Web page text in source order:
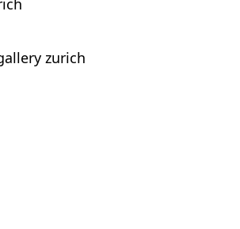
zurich